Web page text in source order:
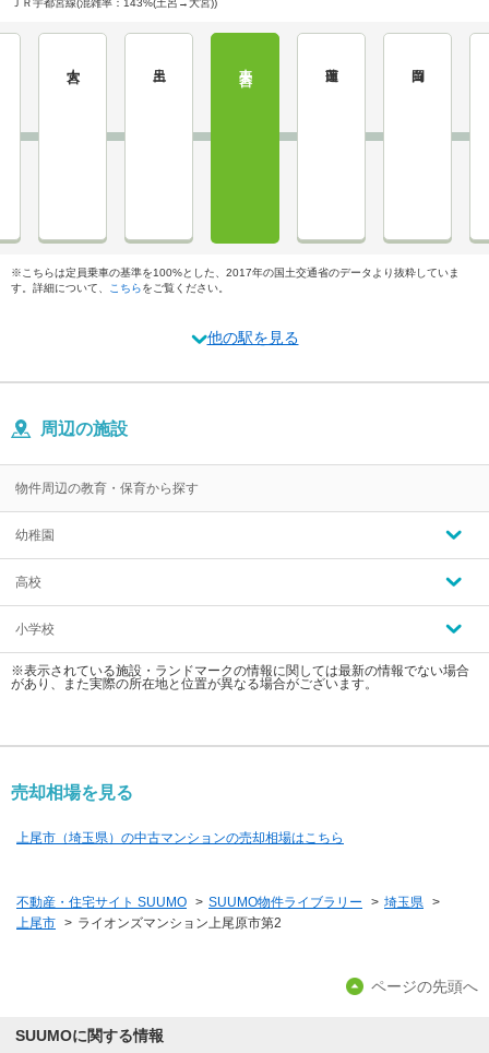
ＪＲ宇都宮線(混雑率：143%(土呂→大宮))
※こちらは定員乗車の基準を100%とした、2017年の国土交通省のデータより抜粋していま
す。詳細について、
こちらをご覧ください。
他の駅を見る
周辺の施設
物件周辺の教育・保育から探す
幼稚園
高校
小学校
※表示されている施設・ランドマークの情報に関しては最新の情報でない場合
があり、また実際の所在地と位置が異なる場合がございます。
売却相場を見る
上尾市（埼玉県）の中古マンションの売却相場はこちら
不動産・住宅サイト SUUMO > SUUMO物件ライブラリー > 埼玉県 >
上尾市 > ライオンズマンション上尾原市第2
ページの先頭へ
SUUMOに関する情報